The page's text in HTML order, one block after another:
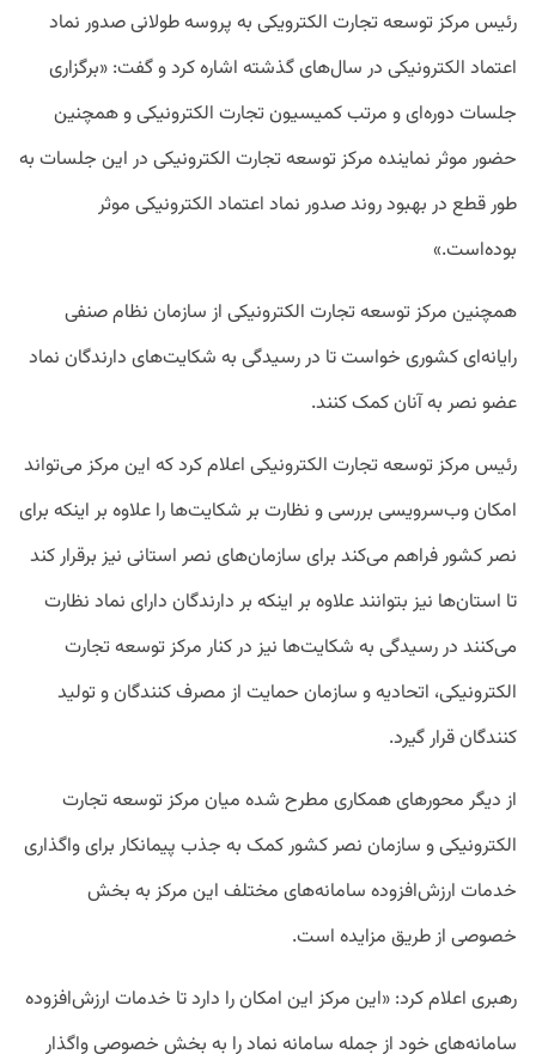
رئیس مرکز توسعه تجارت الکترویکی به پروسه طولانی صدور نماد
اعتماد الکترونیکی در سال‌های گذشته اشاره کرد و گفت: «برگزاری
جلسات دوره‌ای و مرتب کمیسیون تجارت الکترونیکی و همچنین
حضور موثر نماینده مرکز توسعه تجارت الکترونیکی در این جلسات به
طور قطع در بهبود روند صدور نماد اعتماد الکترونیکی موثر
بوده‌است.»
همچنین مرکز توسعه تجارت الکترونیکی از سازمان نظام صنفی
رایانه‌ای کشوری خواست تا در رسیدگی به شکایت‌های دارندگان نماد
عضو نصر به آنان کمک کنند.
رئیس مرکز توسعه تجارت الکترونیکی اعلام کرد که این مرکز می‌تواند
امکان وب‌سرویسی بررسی و نظارت بر شکایت‌ها را علاوه بر اینکه برای
نصر کشور فراهم می‌کند برای سازمان‌های نصر استانی نیز برقرار کند
تا استان‌ها نیز بتوانند علاوه بر اینکه بر دارندگان دارای نماد نظارت
می‌کنند در رسیدگی به شکایت‌ها نیز در کنار مرکز توسعه تجارت
الکترونیکی، اتحادیه و سازمان حمایت از مصرف کنندگان و تولید
کنندگان قرار گیرد.
از دیگر محورهای همکاری مطرح شده میان مرکز توسعه تجارت
الکترونیکی و سازمان نصر کشور کمک به جذب پیمانکار برای واگذاری
خدمات ارزش‌افزوده سامانه‌های مختلف این مرکز به بخش
خصوصی از طریق مزایده است.
رهبری اعلام کرد: «این مرکز این امکان را دارد تا خدمات ارزش‌افزوده
سامانه‌های خود از جمله سامانه نماد را به بخش خصوصی واگذار